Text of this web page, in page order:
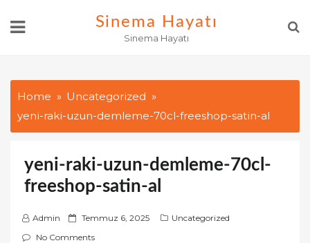
Sinema Hayatı
Sinema Hayatı
Home
Uncategorized
yeni-raki-uzun-demleme-70cl-freeshop-satin-al
yeni-raki-uzun-demleme-70cl-
freeshop-satin-al
Admin
P
o
Temmuz 6, 2025
Uncategorized
No Comments